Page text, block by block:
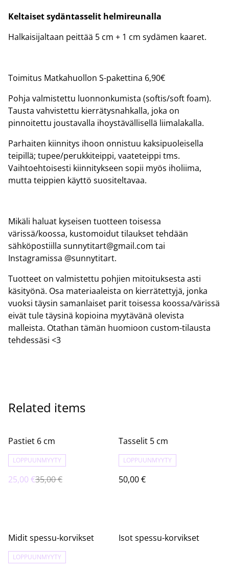
Keltaiset sydäntasselit helmireunalla
Halkaisijaltaan peittää 5 cm + 1 cm sydämen kaaret.
Toimitus Matkahuollon S-pakettina 6,90€
Pohja valmistettu luonnonkumista (softis/soft foam).
Tausta vahvistettu kierrätysnahkalla, joka on
pinnoitettu joustavalla ihoystävällisellä liimalakalla.
Parhaiten kiinnitys ihoon onnistuu kaksipuoleisella
teipillä; tupee/perukkiteippi, vaateteippi tms.
Vaihtoehtoisesti kiinnitykseen sopii myös iholiima,
mutta teippien käyttö suositeltavaa.
Mikäli haluat kyseisen tuotteen toisessa
värissä/koossa, kustomoidut tilaukset tehdään
sähköpostiilla sunnytitart@gmail.com tai
Instagramissa @sunnytitart.
Tuotteet on valmistettu pohjien mitoituksesta asti
käsityönä. Osa materiaaleista on kierrätettyjä, jonka
vuoksi täysin samanlaiset parit toisessa koossa/värissä
eivät tule täysinä kopioina myytävänä olevista
malleista. Otathan tämän huomioon custom-tilausta
tehdessäsi <3
Related items
%
Pastiet 6 cm
LOPPUUNMYYTY
25,00 €35,00 €
Tasselit 5 cm
LOPPUUNMYYTY
50,00 €
Midit spessu-korvikset
LOPPUUNMYYTY
Isot spessu-korvikset